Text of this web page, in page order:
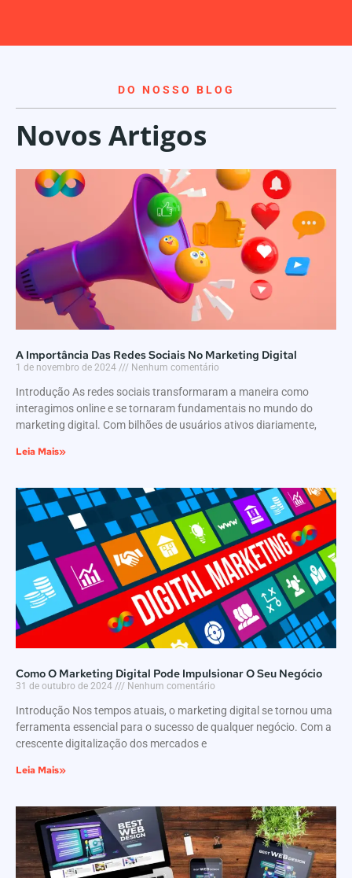
DO NOSSO BLOG
Novos Artigos
A Importância Das Redes Sociais No Marketing Digital
1 de novembro de 2024 Nenhum comentário
Introdução As redes sociais transformaram a maneira como
interagimos online e se tornaram fundamentais no mundo do
marketing digital. Com bilhões de usuários ativos diariamente,
Leia Mais»
Como O Marketing Digital Pode Impulsionar O Seu Negócio
31 de outubro de 2024 Nenhum comentário
Introdução Nos tempos atuais, o marketing digital se tornou uma
ferramenta essencial para o sucesso de qualquer negócio. Com a
crescente digitalização dos mercados e
Leia Mais»